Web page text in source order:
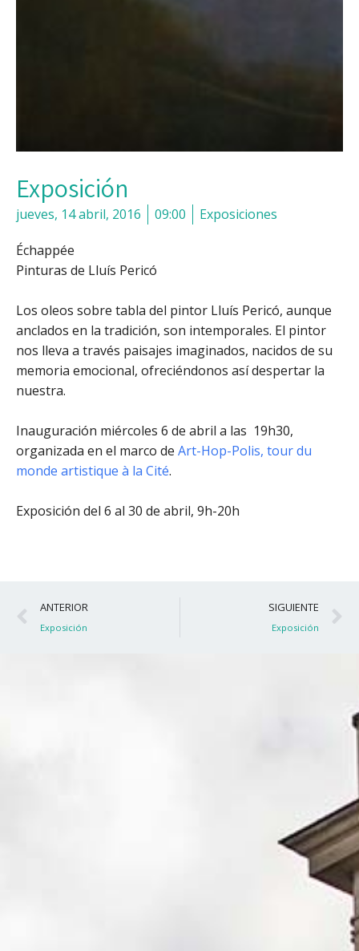
Exposición
jueves, 14 abril, 2016 09:00 Exposiciones
Échappée
Pinturas de Lluís Pericó
Los oleos sobre tabla del pintor Lluís Pericó, aunque
anclados en la tradición, son intemporales. El pintor
nos lleva a través paisajes imaginados, nacidos de su
memoria emocional, ofreciéndonos así despertar la
nuestra.
Inauguración miércoles 6 de abril a las 19h30,
organizada en el marco de Art-Hop-Polis, tour du
monde artistique à la Cité.
Exposición del 6 al 30 de abril, 9h-20h
Ant
ANTERIOR
Exposición
SIGUIENTE
Exposición